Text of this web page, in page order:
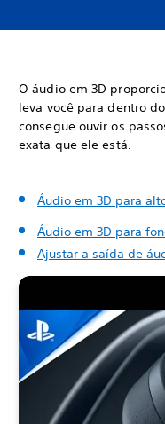
O áudio em 3D
leva você para dentro
consegue ouvir os
exata que ele está.
Áudio em 3D para
Áudio em 3D para
Ajustar a saída de